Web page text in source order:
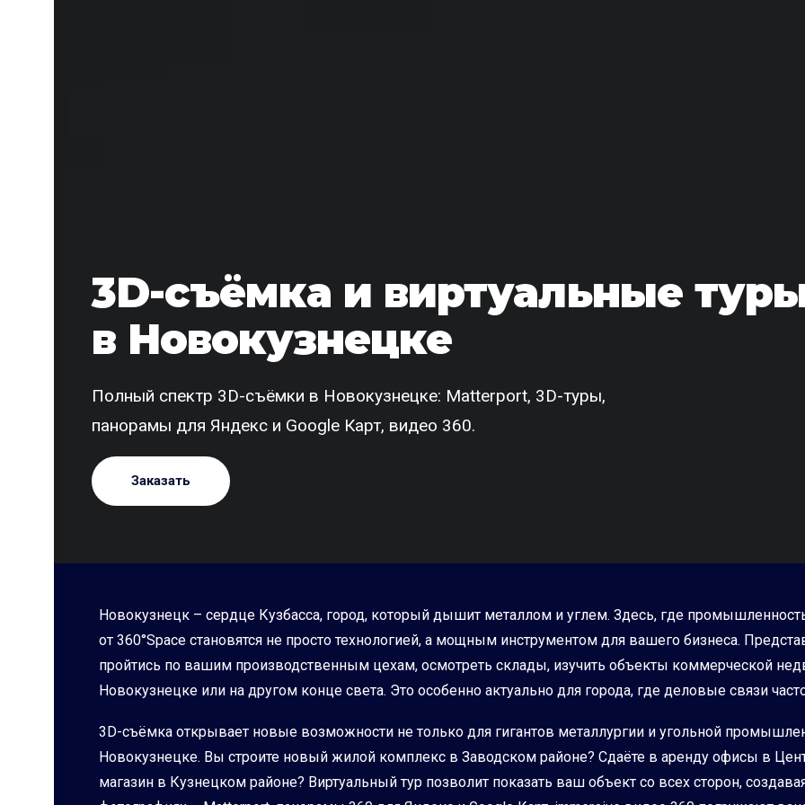
3D-съёмка и виртуальные
в Новокузнецке
Полный спектр 3D-съёмки в Новокузнецке: Matterport, 3D-туры,
панорамы для Яндекс и Google Карт, видео 360.
Заказать
Новокузнецк – сердце Кузбасса, город, который дышит металлом и углем. Здесь, где
от 360°Space становятся не просто технологией, а мощным инструментом для вашего бизнеса.
пройтись по вашим производственным цехам, осмотреть склады, изучить объекты коммерческой
Новокузнецке или на другом конце света. Это особенно актуально для города, где деловые связи
3D-съёмка открывает новые возможности не только для гигантов металлургии и угольной
Новокузнецке. Вы строите новый жилой комплекс в Заводском районе? Сдаёте в аренду офисы в
магазин в Кузнецком районе? Виртуальный тур позволит показать ваш объект со всех сторон,